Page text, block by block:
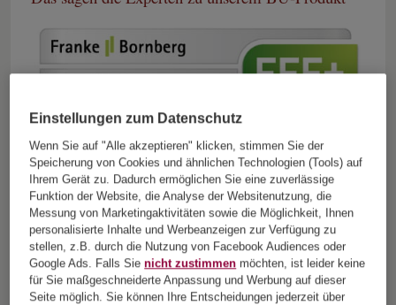
Einstellungen zum Datenschutz
Wenn Sie auf "Alle akzeptieren" klicken, stimmen Sie der
Speicherung von Cookies und ähnlichen Technologien (Tools) auf
Ihrem Gerät zu. Dadurch ermöglichen Sie eine zuverlässige
Funktion der Website, die Analyse der Websitenutzung, die
Messung von Marketingaktivitäten sowie die Möglichkeit, Ihnen
personalisierte Inhalte und Werbeanzeigen zur Verfügung zu
stellen, z.B. durch die Nutzung von Facebook Audiences oder
Google Ads. Falls Sienicht zustimmen möchten, ist leider keine
für Sie maßgeschneiderte Anpassung und Werbung auf dieser
Seite möglich. Sie können Ihre Entscheidungen jederzeit über